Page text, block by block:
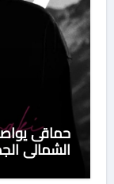
حماقى
الشمالى